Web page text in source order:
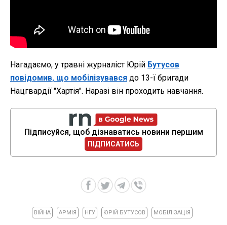
Нагадаємо, у травні журналіст Юрій Бутусов
повідомив, що мобілізувався до 13-ї бригади
Нацгвардії "Хартія". Наразі він проходить навчання.
Підписуйся, щоб дізнаватись новини першим
ПІДПИСАТИСЬ
ВІЙНА АРМІЯ НГУ ЮРІЙ БУТУСОВ МОБІЛІЗАЦІЯ